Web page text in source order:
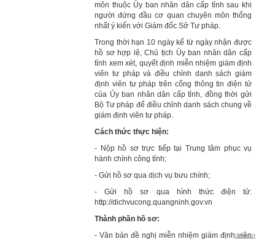
môn thuộc Ủy ban nhân dân cấp tỉnh sau khi
người đứng đầu cơ quan chuyên môn thống
nhất ý kiến với Giám đốc Sở Tư pháp.
Trong thời hạn 10 ngày kể từ ngày nhận được
hồ sơ hợp lệ, Chủ tịch Ủy ban nhân dân cấp
tỉnh xem xét, quyết định miễn nhiệm giám định
viên tư pháp và điều chỉnh danh sách giám
định viên tư pháp trên cổng thông tin điện tử
của Ủy ban nhân dân cấp tỉnh, đồng thời gửi
Bộ Tư pháp để điều chỉnh danh sách chung về
giám định viên tư pháp.
Cách thức thực hiện:
- Nộp hồ sơ trực tiếp tại Trung tâm phục vụ
hành chính công tỉnh;
- Gửi hồ sơ qua dịch vụ bưu chính;
- Gửi hồ sơ qua hình thức điện tử:
http://dichvucong.quangninh.gov.vn
Thành phần hồ sơ:
- Văn bản đề nghị miễn nhiệm giám định viên